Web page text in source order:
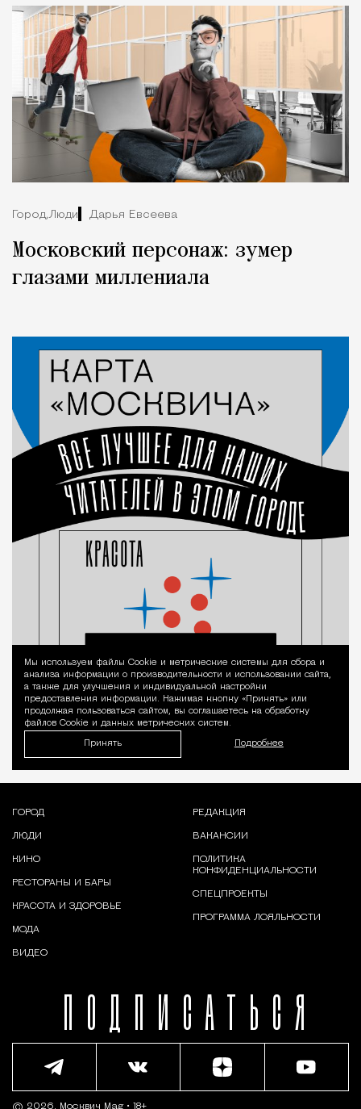
Город,Люди Дарья Евсеева
Московский персонаж: зумер
глазами миллениала
Уведомление
Мы используем файлы Сookie и метрические системы для сбора и
анализа информации о производительности и использовании сайта,
а также для улучшения и индивидуальной настройки
предоставления информации. Нажимая кнопку «Принять» или
продолжая пользоваться сайтом, вы соглашаетесь на обработку
файлов Cookie и данных метрических систем.
Принять Подробнее
ПОДПИСАТЬСЯ
ГОРОД
ЛЮДИ
КИНО
РЕСТОРАНЫ И БАРЫ
КРАСОТА И ЗДОРОВЬЕ
МОДА
ВИДЕО
РЕДАКЦИЯ
ВАКАНСИИ
ПОЛИТИКА
КОНФИДЕНЦИАЛЬНОСТИ
СПЕЦПРОЕКТЫ
ПРОГРАММА ЛОЯЛЬНОСТИ
© 2026, Москвич Mag • 18+